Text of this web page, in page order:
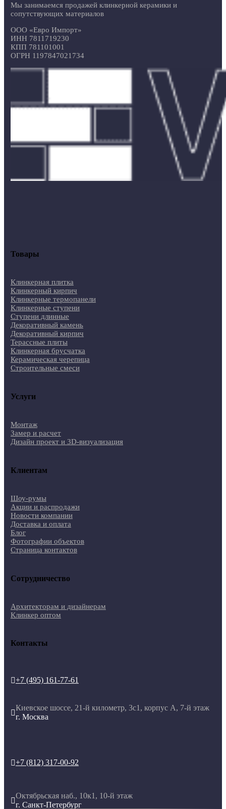
Мы занимаемся продажей клинкерной керамики и
сопутствующих материалов
ООО «Евро Импорт»
ИНН 7811719230
КПП 781101001
ОГРН 1197847021734
Товары
Клинкерная плитка
Клинкерный кирпич
Клинкерные термопанели
Клинкерные ступени
Ступени длинные
Декоративный камень
Декоративный кирпич
Терассные плиты
Клинкерная брусчатка
Керамическая черепица
Строительные смеси
Услуги
Монтаж
Замер и расчет
Дизайн проект и 3D-визуализация
Клиентам
Шоу-румы
Акции и распродажи
Новости компании
Доставка и оплата
Блог
Фотографии объектов
Страница контактов
Сотрудничество
Архитекторам и дизайнерам
Клинкер оптом
Контакты
+7 (495) 161-77-61

Киевское шоссе, 21-й километр, 3с1, корпус А, 7-й этаж
г. Москва
+7 (812) 317-00-92

Октябрьская наб., 10к1, 10-й этаж
г. Санкт-Петербург